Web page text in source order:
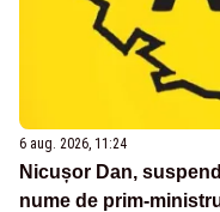
6 aug. 2026, 11:24
Nicușor Dan,
nume de prim-